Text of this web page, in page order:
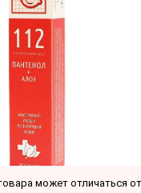
может отличаться от